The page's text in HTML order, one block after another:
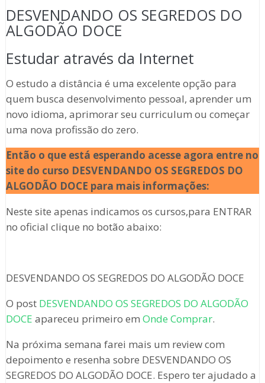
DESVENDANDO OS SEGREDOS DO
ALGODÃO DOCE
Estudar através da Internet
O estudo a distância é uma excelente opção para
quem busca desenvolvimento pessoal, aprender um
novo idioma, aprimorar seu curriculum ou começar
uma nova profissão do zero.
Então o que está esperando acesse agora entre no
site do curso DESVENDANDO OS SEGREDOS DO
ALGODÃO DOCE para mais informações:
Neste site apenas indicamos os cursos,para ENTRAR
no oficial clique no botão abaixo:
DESVENDANDO OS SEGREDOS DO ALGODÃO DOCE
O post DESVENDANDO OS SEGREDOS DO ALGODÃO
DOCE apareceu primeiro em Onde Comprar.
Na próxima semana farei mais um review com
depoimento e resenha sobre DESVENDANDO OS
SEGREDOS DO ALGODÃO DOCE. Espero ter ajudado a